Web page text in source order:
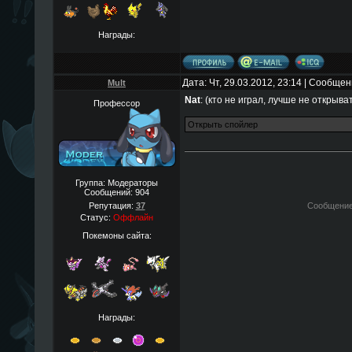
Награды:
Mult Дата: Чт, 29.03.2012, 23:14 |
Профессор
Группа: Модераторы
Сообщений: 904
Репутация: 37
Статус: Оффлайн
Покемоны сайта:
Награды:
Nat: (кто не играл, лучше не